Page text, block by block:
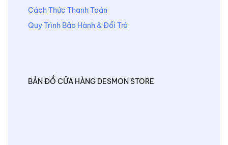
Cách Thức Thanh Toán
Quy Trình Bảo Hành & Đổi Trả
BẢN ĐỒ CỬA HÀNG DESMON STORE